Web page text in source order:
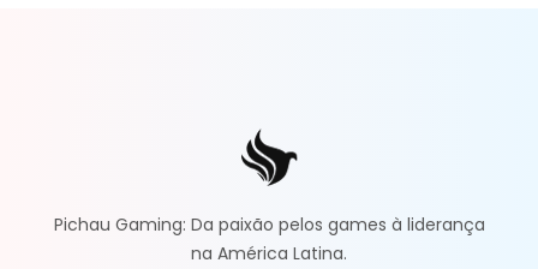
Pichau Gaming: Da paixão pelos games à liderança
na América Latina.